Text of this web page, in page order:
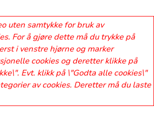
uten samtykke for bruk av
For å gjøre dette må du trykke på
i venstre hjørne og marker
cookies og deretter klikke på
Evt. klikk på \"Godta alle cookies\"
av cookies. Deretter må du laste